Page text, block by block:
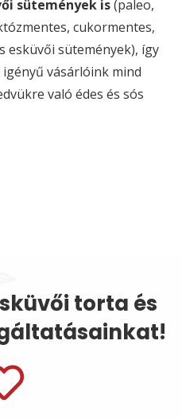
sütemények is(paleo,
cukormentes,
esküvői sütemények), így
vásárlóink mind
való édes és sós
torta és